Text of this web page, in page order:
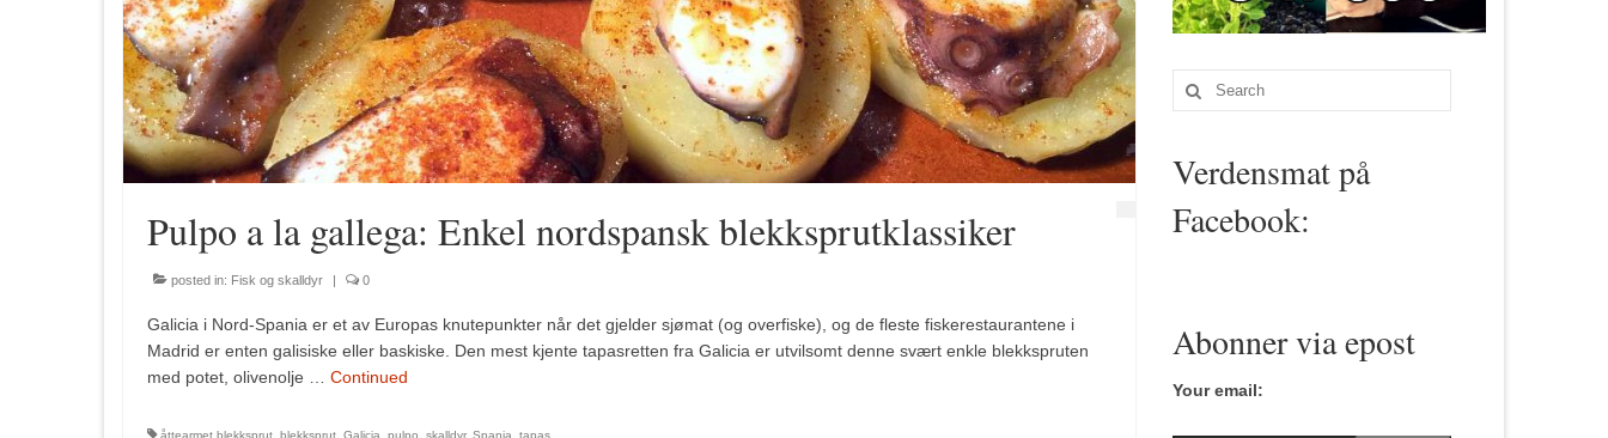
Pulpo a la gallega: Enkel nordspansk blekksprutklassiker
posted in: Fisk og skalldyr | 0
Galicia i Nord-Spania er et av Europas knutepunkter når det gjelder sjømat (og overfiske), og de fleste fiskerestaurantene i
Madrid er enten galisiske eller baskiske. Den mest kjente tapasretten fra Galicia er utvilsomt denne svært enkle blekkspruten
med potet, olivenolje … Continued
åttearmet blekksprut blekksprut Galicia pulpo skalldyr, Spania tapas
Search
for:
Verdensmat på
Facebook:
Abonner via epost
Your email: